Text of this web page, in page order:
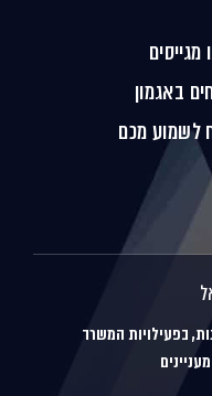
מגייסים
באגמון
לשמוע מכם
בפעילויות המשרד